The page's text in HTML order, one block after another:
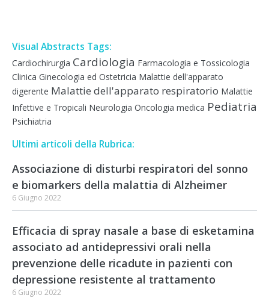
Visual Abstracts Tags:
Cardiochirurgia Cardiologia Farmacologia e Tossicologia
Clinica Ginecologia ed Ostetricia Malattie dell'apparato
digerente Malattie dell'apparato respiratorio Malattie
Infettive e Tropicali Neurologia Oncologia medica Pediatria
Psichiatria
Ultimi articoli della Rubrica:
Associazione di disturbi respiratori del sonno
e biomarkers della malattia di Alzheimer
6 Giugno 2022
Efficacia di spray nasale a base di esketamina
associato ad antidepressivi orali nella
prevenzione delle ricadute in pazienti con
depressione resistente al trattamento
6 Giugno 2022